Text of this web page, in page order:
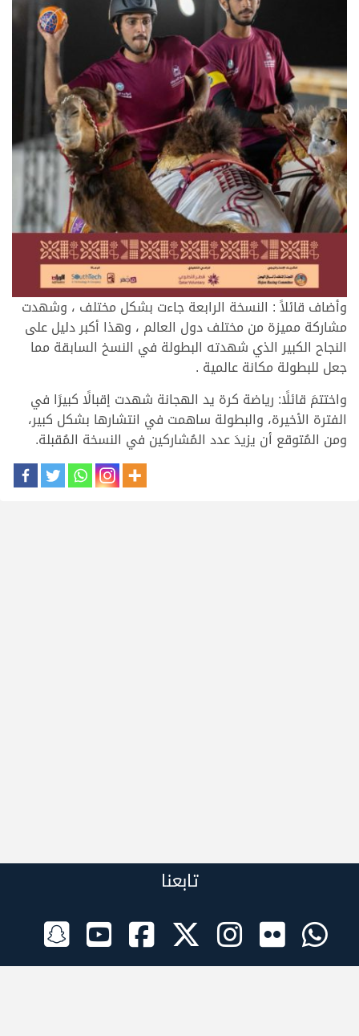
وأضاف قائلاً : النسخة الرابعة جاءت بشكل مختلف ، وشهدت
مشاركة مميزة من مختلف دول العالم ، وهذا أكبر دليل على
النجاح الكبير الذي شهدته البطولة في النسخ السابقة مما
جعل للبطولة مكانة عالمية .
واختتمَ قائلًا: رياضة كرة يد الهجانة شهدت إقبالًا كبيرًا في
الفترة الأخيرة، والبطولة ساهمت في انتشارها بشكل كبير،
ومن المُتوقع أن يزيدَ عدد المُشاركين في النسخة المُقبلة.
تابعنا